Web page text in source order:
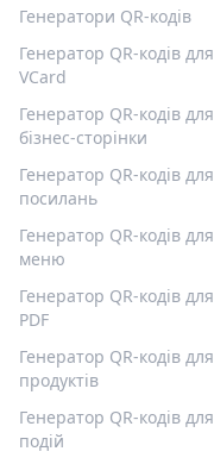
Генератори QR-кодів
Генератор QR-кодів для
VCard
Генератор QR-кодів для
бізнес-сторінки
Генератор QR-кодів для
посилань
Генератор QR-кодів для
меню
Генератор QR-кодів для
PDF
Генератор QR-кодів для
продуктів
Генератор QR-кодів для
подій